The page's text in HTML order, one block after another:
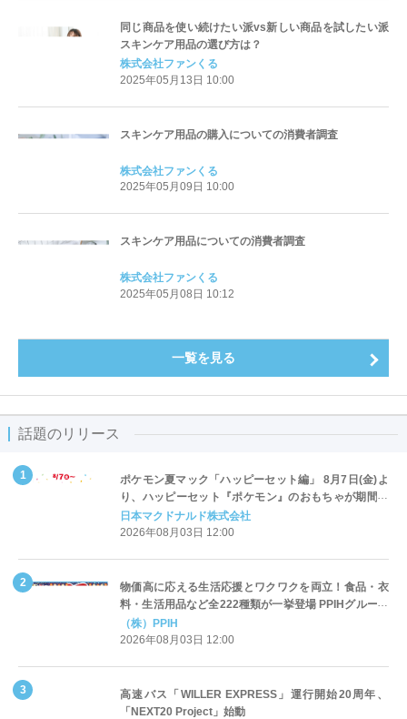
同じ商品を使い続けたい派vs新しい商品を試したい派
スキンケア用品の選び方は？
株式会社ファンくる
2025年05月13日 10:00
スキンケア用品の購入についての消費者調査
株式会社ファンくる
2025年05月09日 10:00
スキンケア用品についての消費者調査
株式会社ファンくる
2025年05月08日 10:12
一覧を見る
話題のリリース
ポケモン夏マック「ハッピーセット編」 8月7日(金)よ
り、ハッピーセット『ポケモン』のおもちゃが期間限
定登場
日本マクドナルド株式会社
2026年08月03日 12:00
物価高に応える生活応援とワクワクを両立！食品・衣
料・生活用品など全222種類が一挙登場 PPIHグループ
「夏福袋」＆セール 8月6日(木)より順次スタート
（株）PPIH
2026年08月03日 12:00
高速バス「WILLER EXPRESS」運行開始20周年、
「NEXT20 Project」始動